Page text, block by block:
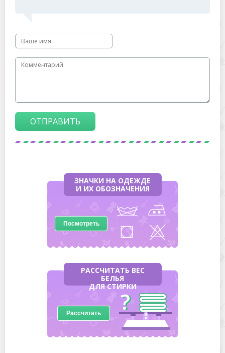
ОТПРАВИТЬ
ЗНАЧКИ НА ОДЕЖДЕ
И ИХ ОБОЗНАЧЕНИЯ
Посмотреть
РАССЧИТАТЬ ВЕС
БЕЛЬЯ
ДЛЯ СТИРКИ
Рассчитать